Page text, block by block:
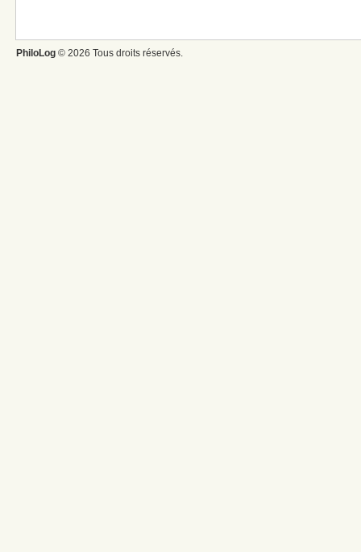
PhiloLog © 2026 Tous droits réservés.